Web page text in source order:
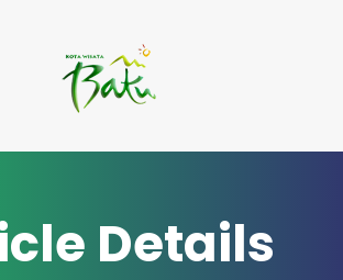
Details